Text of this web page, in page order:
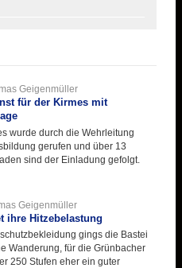
Geigenmüller
für der Kirmes mit
wurde durch die Wehrleitung
gerufen und über 13
sind der Einladung gefolgt.
Geigenmüller
ihre Hitzebelastung
gings die Bastei
Wanderung, für die Grünbacher
250 Stufen eher ein guter